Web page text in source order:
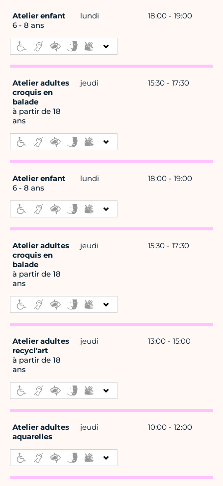
Atelier enfant
6 - 8 ans
lundi 18:00 - 19:00
Atelier adultes
croquis en
balade
à partir de 18
ans
jeudi 15:30 - 17:30
Atelier enfant
6 - 8 ans
lundi 18:00 - 19:00
Atelier adultes
croquis en
balade
à partir de 18
ans
jeudi 15:30 - 17:30
Atelier adultes
recycl'art
à partir de 18
ans
jeudi 13:00 - 15:00
Atelier adultes
aquarelles
jeudi 10:00 - 12:00